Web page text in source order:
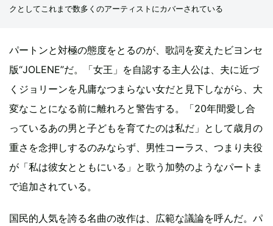
クとしてこれまで数多くのアーティストにカバーされている
パートンと対極の態度をとるのが、歌詞を変えたビヨンセ
版“JOLENE”だ。「女王」を自認する主人公は、夫に近づ
くジョリーンを凡庸なつまらない女だと見下しながら、大
変なことになる前に離れろと警告する。「20年間愛し合
っているあの男と子どもを育てたのは私だ」として歳月の
重さを念押しするのみならず、男性コーラス、つまり夫役
が「私は彼女とともにいる」と歌う加勢のようなパートま
で追加されている。
国民的人気を誇る名曲の改作は、広範な議論を呼んだ。パ